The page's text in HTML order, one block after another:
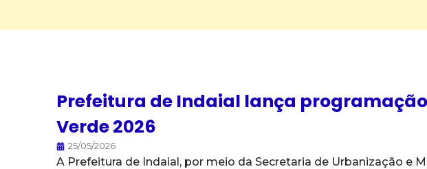
Prefeitura de Indaial lança
Verde 2026
25/05/2026
A Prefeitura de Indaial, por meio da Secretaria de Urbanização e